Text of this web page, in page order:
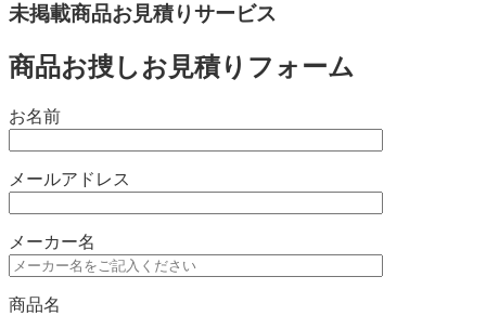
未掲載商品お見積りサービス
商品お捜しお見積りフォーム
お名前
メールアドレス
メーカー名
商品名